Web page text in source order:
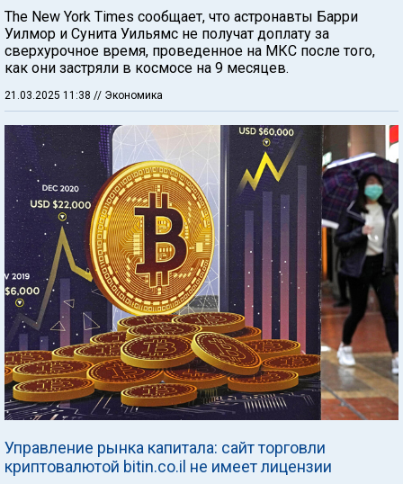
The New York Times сообщает, что астронавты Барри
Уилмор и Сунита Уильямс не получат доплату за
сверхурочное время, проведенное на МКС после того,
как они застряли в космосе на 9 месяцев.
21.03.2025 11:38 // Экономика
Управление рынка капитала: сайт торговли
криптовалютой bitin.co.il не имеет лицензии